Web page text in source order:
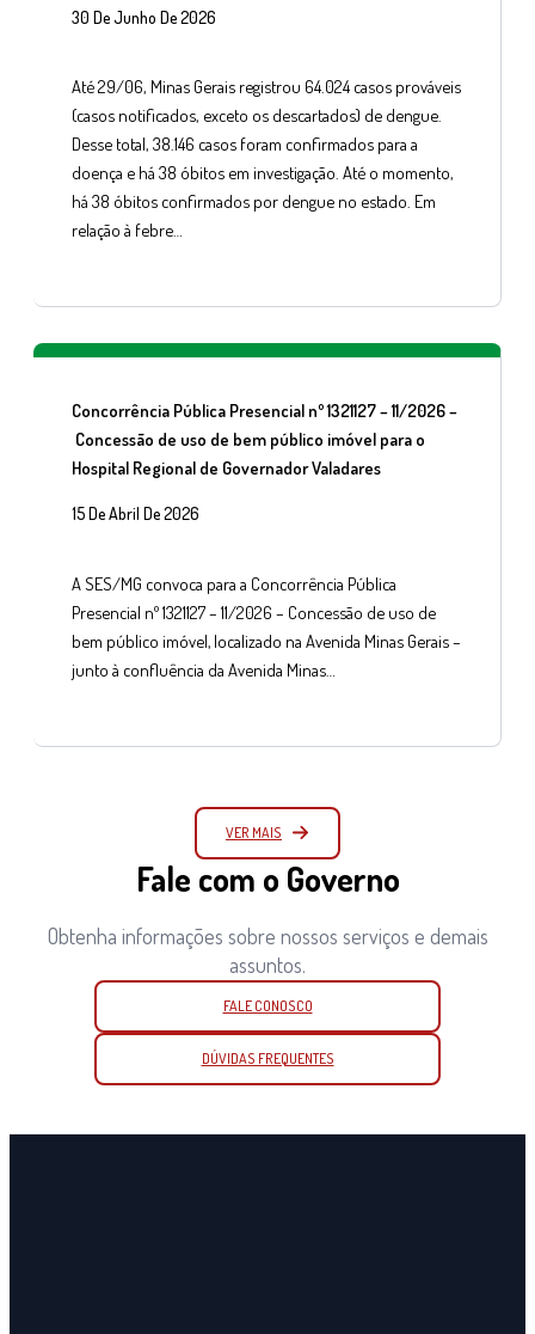
30 De Junho De 2026
Até 29/06, Minas Gerais registrou 64.024 casos prováveis
(casos notificados, exceto os descartados) de dengue.
Desse total, 38.146 casos foram confirmados para a
doença e há 38 óbitos em investigação. Até o momento,
há 38 óbitos confirmados por dengue no estado. Em
relação à febre…
Concorrência Pública Presencial nº 1321127 – 11/2026 –
Concessão de uso de bem público imóvel para o
Hospital Regional de Governador Valadares
15 De Abril De 2026
A SES/MG convoca para a Concorrência Pública
Presencial nº 1321127 – 11/2026 – Concessão de uso de
bem público imóvel, localizado na Avenida Minas Gerais –
junto à confluência da Avenida Minas…
VER MAIS
Fale com o Governo
Obtenha informações sobre nossos serviços e demais
assuntos.
FALE CONOSCO
DÚVIDAS FREQUENTES